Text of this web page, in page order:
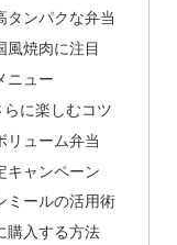
タンパクな弁当
風焼肉に注目
ニュー
に楽しむコツ
リューム弁当
キャンペーン
ミールの活用術
購入する方法